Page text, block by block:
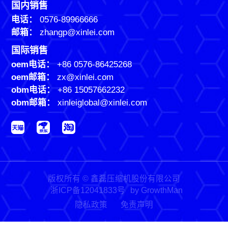
国内销售
电话：
0576-89966666
邮箱：
zhangp@xinlei.com
国际销售
oem电话： +86 0576-86425268
oem邮箱：
zx@xinlei.com
obm电话： +86 15057662232
obm邮箱：
xinleiglobal@xinlei.com
版权所有 © 鑫磊压缩机股份有限公司
浙ICP备12041833号
by GrowthMan
隐私政策
免责声明